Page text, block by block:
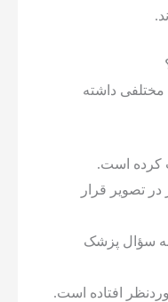
مختلفی داشته
کرده است.
تصویر قرار
به سؤال پزشک
افتاده است.